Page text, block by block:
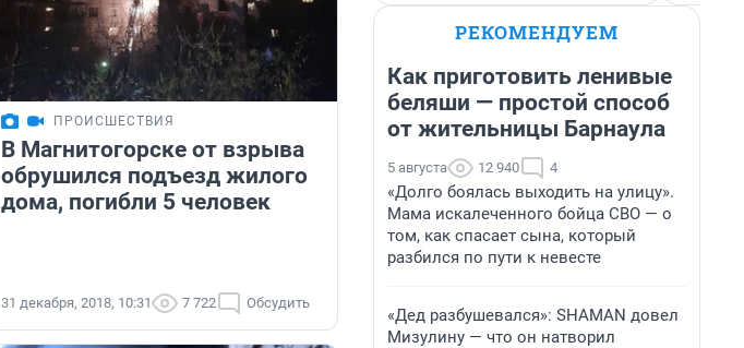
ПРОИСШЕСТВИЯ
В Магнитогорске от взрыва
обрушился подъезд жилого
дома, погибли 5 человек
31 декабря, 2018, 10:31 7 722 Обсудить
РЕКОМЕНДУЕМ
Как приготовить ленивые
беляши — простой способ
от жительницы Барнаула
5 августа 12 940 4
«Долго боялась выходить на улицу».
Мама искалеченного бойца СВО — о
том, как спасает сына, который
разбился по пути к невесте
«Дед разбушевался»: SHAMAN довел
Мизулину — что он натворил